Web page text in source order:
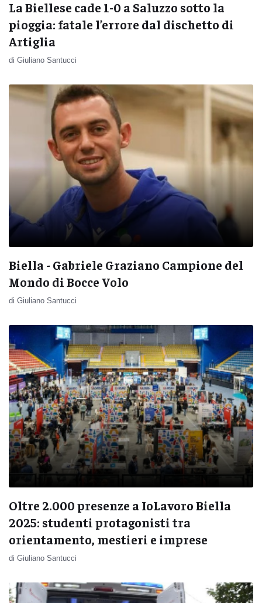
La Biellese cade 1-0 a Saluzzo sotto la
pioggia: fatale l’errore dal dischetto di
Artiglia
di Giuliano Santucci
Biella - Gabriele Graziano Campione del
Mondo di Bocce Volo
di Giuliano Santucci
Oltre 2.000 presenze a IoLavoro Biella
2025: studenti protagonisti tra
orientamento, mestieri e imprese
di Giuliano Santucci